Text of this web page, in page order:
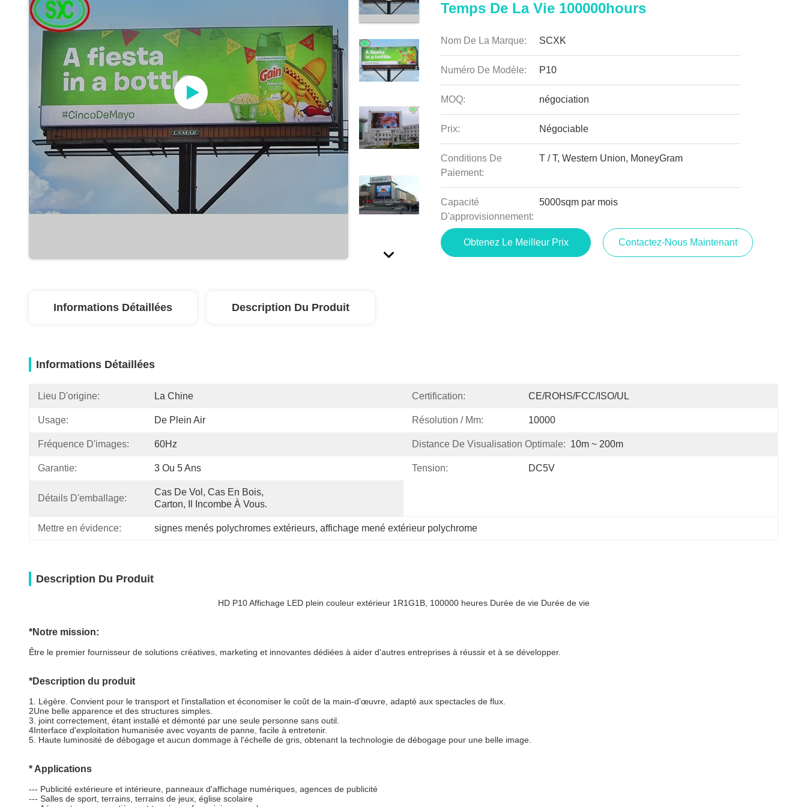
Temps De La Vie 100000hours
Nom De La Marque: SCXK
Numéro De Modèle: P10
MOQ: négociation
Prix: Négociable
Conditions De
Paiement:
T / T, Western Union, MoneyGram
Capacité
D'approvisionnement:
5000sqm par mois
Obtenez Le Meilleur Prix Contactez-Nous Maintenant
Informations Détaillées Description Du Produit
Informations Détaillées
Lieu D'origine: La Chine Certification: CE/ROHS/FCC/ISO/UL
Usage: De Plein Air Résolution / Mm: 10000
Fréquence D'images: 60Hz Distance De Visualisation Optimale: 10m ~ 200m
Garantie: 3 Ou 5 Ans Tension: DC5V
Détails D'emballage:
Cas De Vol, Cas En Bois,
Carton, Il Incombe À Vous.
Mettre en évidence: signes menés polychromes extérieurs, affichage mené extérieur polychrome
Description Du Produit
HD P10 Affichage LED plein couleur extérieur 1R1G1B, 100000 heures Durée de vie Durée de vie
*Notre mission:
Être le premier fournisseur de solutions créatives, marketing et innovantes dédiées à aider d'autres entreprises à réussir et à se développer.
*Description du produit
1. Légère. Convient pour le transport et l'installation et économiser le coût de la main-d'œuvre, adapté aux spectacles de flux.
2Une belle apparence et des structures simples.
3. joint correctement, étant installé et démonté par une seule personne sans outil.
4Interface d'exploitation humanisée avec voyants de panne, facile à entretenir.
5. Haute luminosité de débogage et aucun dommage à l'échelle de gris, obtenant la technologie de débogage pour une belle image.
* Applications
--- Publicité extérieure et intérieure, panneaux d'affichage numériques, agences de publicité
--- Salles de sport, terrains, terrains de jeux, église scolaire